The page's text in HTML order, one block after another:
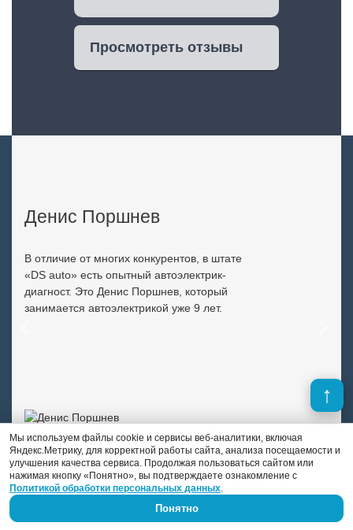
Просмотреть отзывы
Денис Поршнев
В отличие от многих конкурентов, в штате
«DS auto» есть опытный автоэлектрик-
диагност. Это Денис Поршнев, который
занимается автоэлектрикой уже 9 лет.
Мы используем файлы cookie и сервисы веб-аналитики, включая
Яндекс.Метрику, для корректной работы сайта, анализа посещаемости и
улучшения качества сервиса. Продолжая пользоваться сайтом или
нажимая кнопку «Понятно», вы подтверждаете ознакомление с
Политикой обработки персональных данных.
Понятно